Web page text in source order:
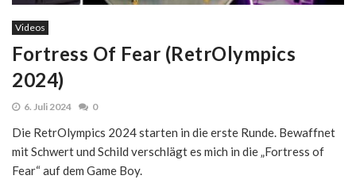
Videos
Fortress Of Fear (RetrOlympics
2024)
6. Juli 2024 0
Die RetrOlympics 2024 starten in die erste Runde. Bewaffnet
mit Schwert und Schild verschlägt es mich in die „Fortress of
Fear“ auf dem Game Boy.